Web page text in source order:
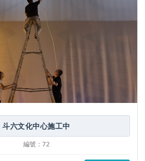
斗六文化中心施工中
編號：72